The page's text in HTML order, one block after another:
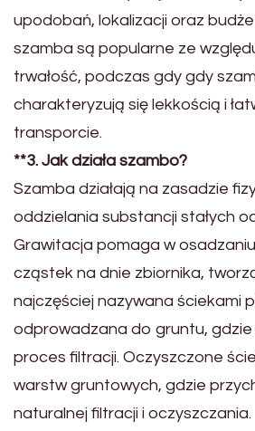
upodobań, lokalizacji oraz
szamba są popularne ze
trwałość, podczas gdy gdy
charakteryzują się lekkością i
transporcie.
**3. Jak działa szambo?
Szamba działają na zasadzie
oddzielania substancji stałych
Grawitacja pomaga w
cząstek na dnie zbiornika,
najczęściej nazywana ściekami
odprowadzana do gruntu, gdzie
proces filtracji. Oczyszczone
warstw gruntowych, gdzie
naturalnej filtracji i oczyszczania.